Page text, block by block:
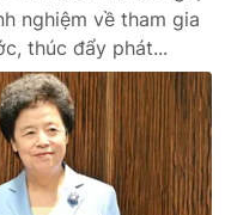
Nam
nghiệm về tham gia
thúc đẩy phát...